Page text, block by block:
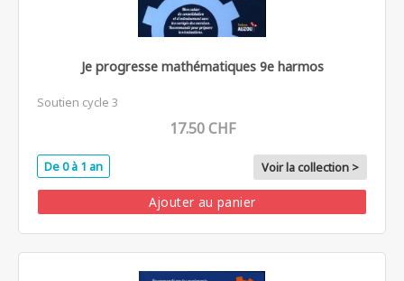
Je progresse mathématiques 9e harmos
Soutien cycle 3
17.50 CHF
De 0 à 1 an Voir la collection >
Ajouter au panier